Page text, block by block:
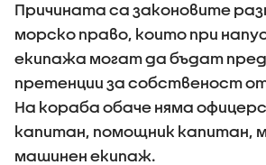
Причината са законовите
морско право, които при
екипажа могат да бъдат
претенции за собственост
На кораба обаче няма
капитан, помощник капитан,
машинен екипаж.